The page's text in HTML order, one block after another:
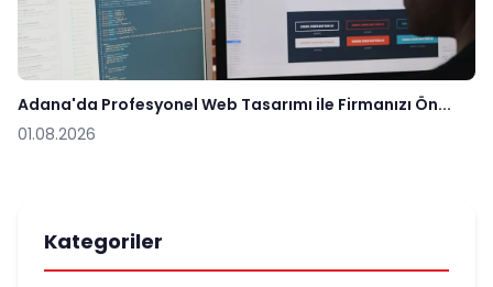
Adana'da Profesyonel Web Tasarımı ile Firmanızı Ön...
01.08.2026
Kategoriler